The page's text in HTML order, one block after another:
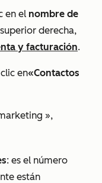
en el nombre de
derecha,
y facturación.
en«Contactos
»,
: es el número
están